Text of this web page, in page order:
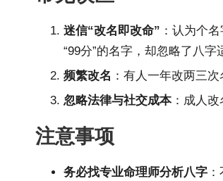
迷信“改名即改命” ：认为个
“99分”的名字，却忽略了八
频繁改名 ：有人一年改两三
忽略法律与社交成本：成人改
注意事项
务必找专业命理师分析八字